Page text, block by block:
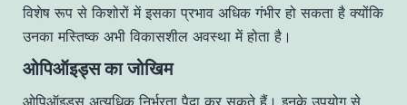
विशेष रूप से किशोरों में इसका प्रभाव अधिक गंभीर हो सकता है क्योंकि
उनका मस्तिष्क अभी विकासशील अवस्था में होता है।
ओपिऑइड्स का जोखिम
ओपिऑइड्स अत्यधिक निर्भरता पैदा कर सकते हैं। इनके उपयोग से